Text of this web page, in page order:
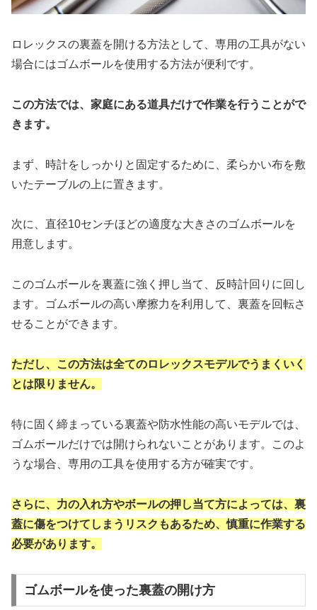
ロレックスの裏蓋を開ける方法として、専用の工具がない
場合にはゴムボールを使用する方法が便利です。
この方法では、家庭にある道具だけで作業を行うことがで
きます。
まず、時計をしっかりと固定するために、柔らかい布を敷
いたテーブルの上に置きます。
次に、直径10センチほどの適度な大きさのゴムボールを
用意します。
このゴムボールを裏蓋に強く押し当て、反時計回りに回し
ます。ゴムボールの高い摩擦力を利用して、裏蓋を回転さ
せることができます。
ただし、この方法は全てのロレックスモデルでうまくいく
とは限りません。
特に固く締まっている裏蓋や防水性能の高いモデルでは、
ゴムボールだけでは開けられないことがあります。このよ
うな場合、専用の工具を使用する方が確実です。
さらに、力の入れ方やボールの押し当て方によっては、裏
蓋に傷をつけてしまうリスクもあるため、慎重に作業する
必要があります。
ゴムボールを使った裏蓋の開け方